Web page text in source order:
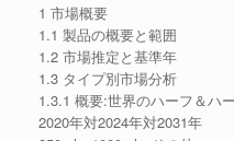
1 市場概要
1.1 製品の概要と範囲
1.2 市場推定と基準年
1.3 タイプ別市場分析
1.3.1 概要:世界のハーフ＆ハ
2020年対2024年対2031年